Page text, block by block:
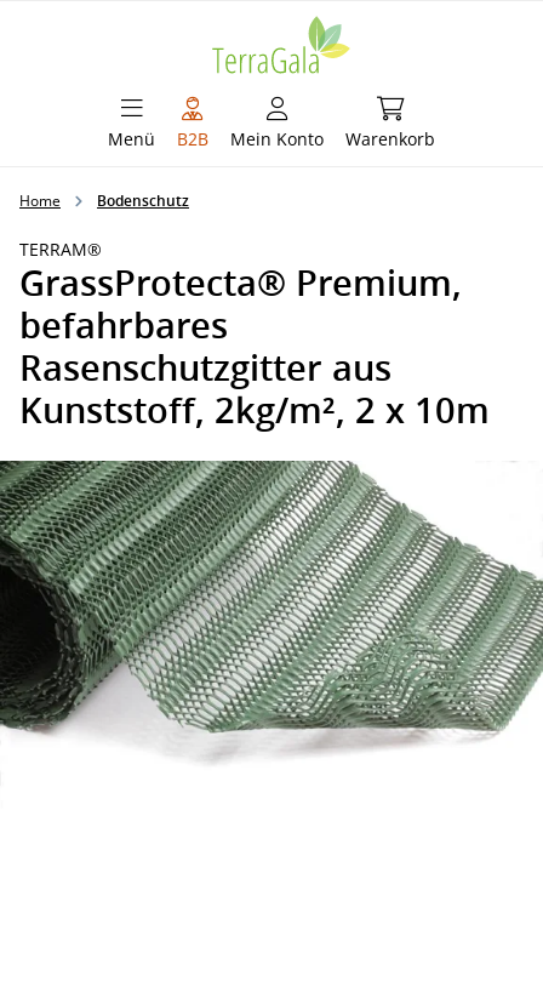
Menü B2B Mein Konto Warenkorb
Warenkorb
Home Bodenschutz
TERRAM®
GrassProtecta® Premium,
befahrbares
Rasenschutzgitter aus
Kunststoff, 2kg/m², 2 x 10m